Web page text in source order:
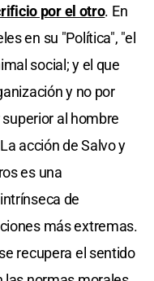
por el otro. En
en su "Política", "el
social; y el que
y no por
al hombre
acción de Salvo y
es una
de
más extremas.
recupera el sentido